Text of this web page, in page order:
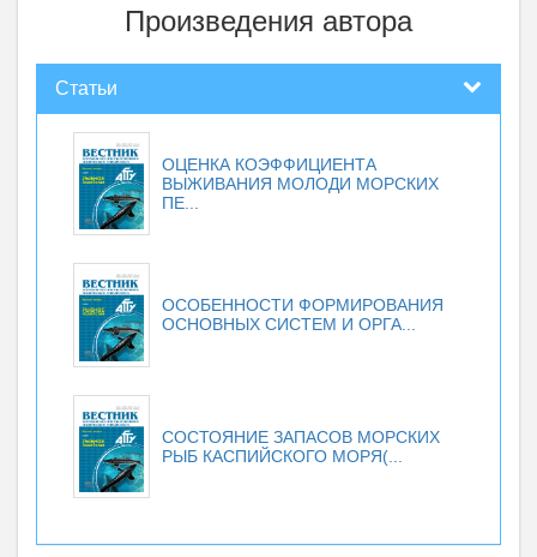
Произведения автора
Статьи
ОЦЕНКА КОЭФФИЦИЕНТА
ВЫЖИВАНИЯ МОЛОДИ МОРСКИХ
ПЕ...
ОСОБЕННОСТИ ФОРМИРОВАНИЯ
ОСНОВНЫХ СИСТЕМ И ОРГА...
СОСТОЯНИЕ ЗАПАСОВ МОРСКИХ
РЫБ КАСПИЙСКОГО МОРЯ(...